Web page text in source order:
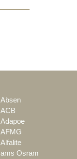
Absen
ACB
Adapoe
AFMG
Alfalite
ams Osram